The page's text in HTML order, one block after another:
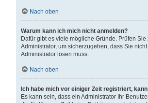
Nach oben
Warum kann ich mich nicht anmelden?
Dafür gibt es viele mögliche Gründe. Prüfen
Administrator, um sicherzugehen, dass Sie
Administrator lösen muss.
Nach oben
Ich habe mich vor einiger Zeit registriert,
Es kann sein, dass ein Administrator Ihr